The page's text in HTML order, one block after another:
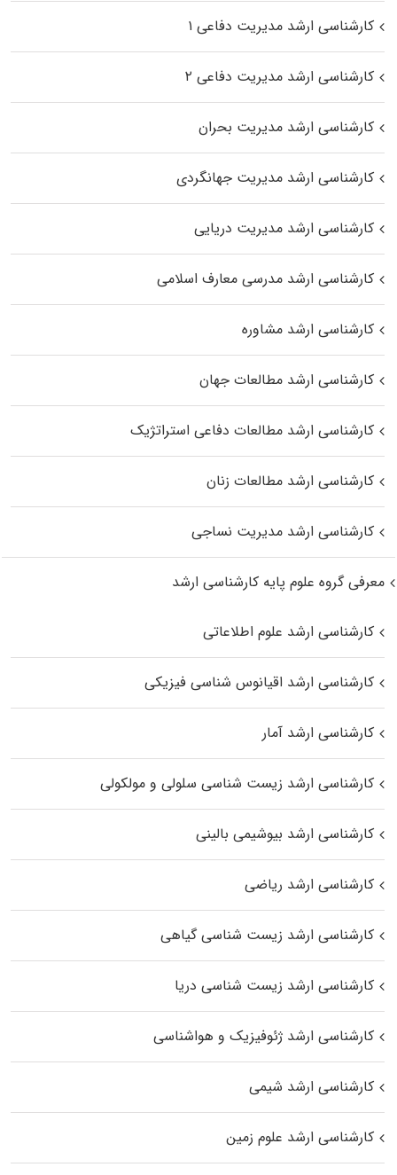
کارشناسی ارشد مدیریت دفاعی ۱
کارشناسی ارشد مدیریت دفاعی ۲
کارشناسی ارشد مدیریت بحران
کارشناسی ارشد مدیریت جهانگردی
کارشناسی ارشد مدیریت دریایی
کارشناسی ارشد مدرسی معارف اسلامی
کارشناسی ارشد مشاوره
کارشناسی ارشد مطالعات جهان
کارشناسی ارشد مطالعات دفاعی استراتژیک
کارشناسی ارشد مطالعات زنان
کارشناسی ارشد مدیریت نساجی
معرفی گروه علوم پایه کارشناسی ارشد
کارشناسی ارشد علوم اطلاعاتی
کارشناسی ارشد اقیانوس‌ شناسی فیزیکی
کارشناسی ارشد آمار
کارشناسی ارشد زیست شناسی سلولی و مولکولی
کارشناسی ارشد بیوشیمی بالینی
کارشناسی ارشد ریاضی
کارشناسی ارشد زیست‌ شناسی گیاهی
کارشناسی ارشد زیست‌ شناسی دریا
کارشناسی ارشد ژئوفیزیک و هواشناسی
کارشناسی ارشد شیمی
کارشناسی ارشد علوم زمین